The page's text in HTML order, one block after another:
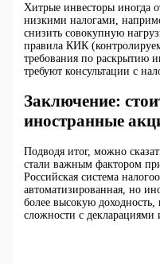
Хитрые инвесторы иногда
низкими налогами,
снизить совокупную
правила КИК
требования по раскрытию
требуют консультации с
Заключение:
иностранные
Подводя итог, можно
стали важным фактором
Российская система
автоматизированная, но
более высокую
сложности с декларациями